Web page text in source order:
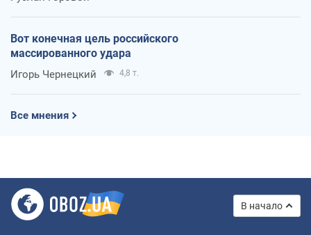
Вот конечная цель российского
массированного удара
Игорь Чернецкий 4,8 т.
Все мнения
В начало